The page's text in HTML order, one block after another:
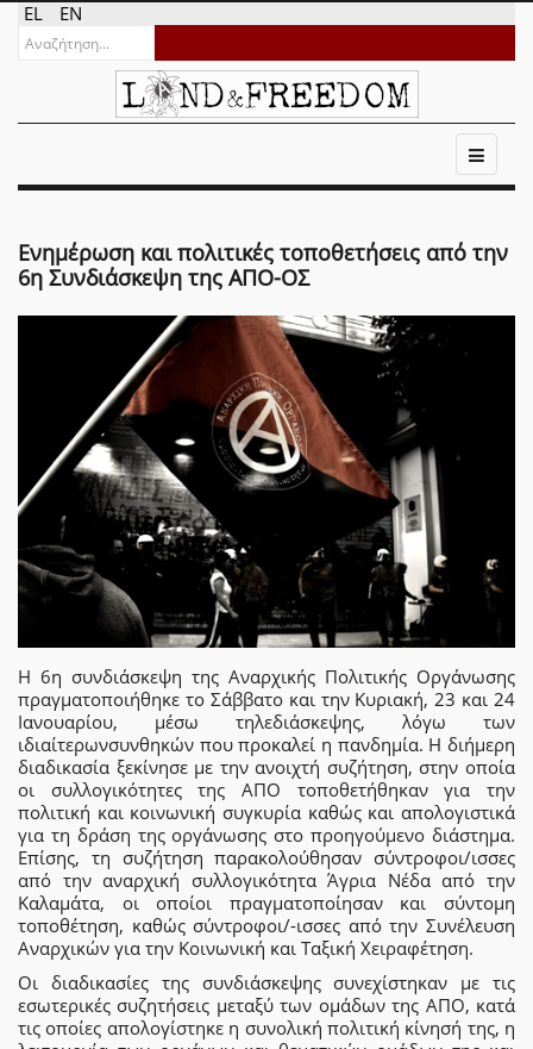
EL EN
Ενημέρωση και πολιτικές τοποθετήσεις από την
6η Συνδιάσκεψη της ΑΠΟ-ΟΣ
Η 6η συνδιάσκεψη της Αναρχικής Πολιτικής Οργάνωσης
πραγματοποιήθηκε το Σάββατο και την Κυριακή, 23 και 24
Ιανουαρίου, μέσω τηλεδιάσκεψης, λόγω των
ιδιαίτερωνσυνθηκών που προκαλεί η πανδημία. Η διήμερη
διαδικασία ξεκίνησε με την ανοιχτή συζήτηση, στην οποία
οι συλλογικότητες της ΑΠΟ τοποθετήθηκαν για την
πολιτική και κοινωνική συγκυρία καθώς και απολογιστικά
για τη δράση της οργάνωσης στο προηγούμενο διάστημα.
Επίσης, τη συζήτηση παρακολούθησαν σύντροφοι/ισσες
από την αναρχική συλλογικότητα Άγρια Νέδα από την
Καλαμάτα, οι οποίοι πραγματοποίησαν και σύντομη
τοποθέτηση, καθώς σύντροφοι/-ισσες από την Συνέλευση
Αναρχικών για την Κοινωνική και Ταξική Χειραφέτηση.
Οι διαδικασίες της συνδιάσκεψης συνεχίστηκαν με τις
εσωτερικές συζητήσεις μεταξύ των ομάδων της ΑΠΟ, κατά
τις οποίες απολογίστηκε η συνολική πολιτική κίνησή της, η